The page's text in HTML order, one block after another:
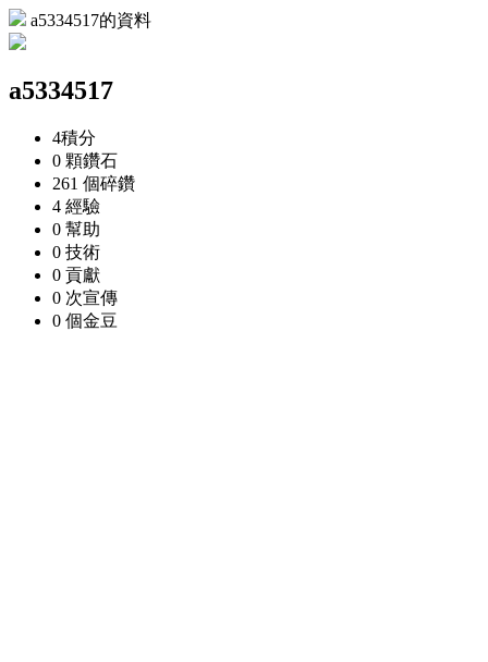
a5334517的資料
a5334517
4積分
0 顆鑽石
261 個碎鑽
4 經驗
0 幫助
0 技術
0 貢獻
0 次宣傳
0 個金豆